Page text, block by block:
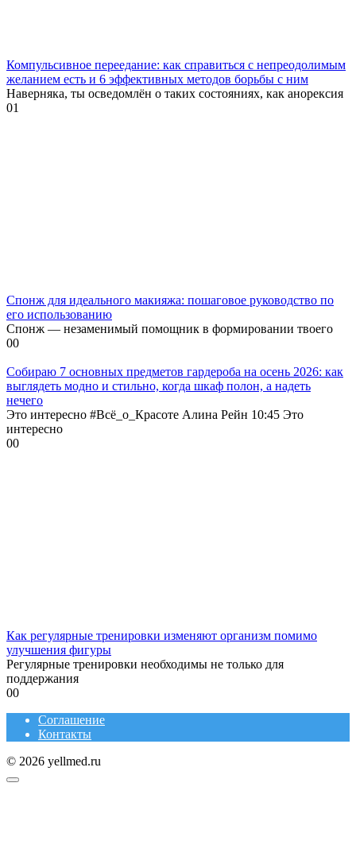
Компульсивное переедание: как справиться с непреодолимым
желанием есть и 6 эффективных методов борьбы с ним
Наверняка, ты осведомлён о таких состояниях, как анорексия
01
Спонж для идеального макияжа: пошаговое руководство по
его использованию
Спонж — незаменимый помощник в формировании твоего
00
Собираю 7 основных предметов гардероба на осень 2026: как
выглядеть модно и стильно, когда шкаф полон, а надеть
нечего
Это интересно #Всё_о_Красоте Алина Рейн 10:45 Это
интересно
00
Как регулярные тренировки изменяют организм помимо
улучшения фигуры
Регулярные тренировки необходимы не только для
поддержания
00
Соглашение
Контакты
© 2026 yellmed.ru